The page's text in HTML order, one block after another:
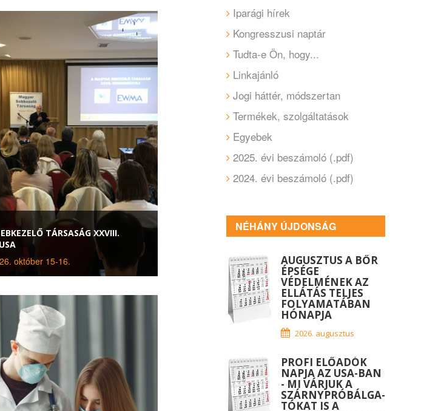
TÁRSASÁG XXVIII.
október 15-16.
Iparági hírek
Kongresszusi naptár
Tudta-e Ön, hogy...
Linkajánló
Jogi háttér, módszertan
Termékek, szolgáltatások
Egyebek
2025. évi beszámoló (.pdf)
2024. évi beszámoló (.pdf)
NÉHÁNY ÚJDONSÁG
AUGUSZTUS A BŐR
ÉPSÉGE
VÉDELMÉNEK AZ
ELLÁTÁS TELJES
FOLYAMATÁBAN
HÓNAPJA
2026. augusztus
PROFI ELŐADÓK
NAPJA AZ USA-BAN
- MI VÁRJUK A
SZÁRNYPRÓBÁLGA-
TÓKAT IS A